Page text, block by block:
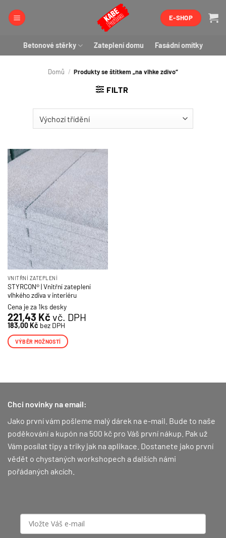
E-SHOP
Betonové stěrky Zateplení domu Fasádní omítky
Domů / Produkty se štítkem „na vlhke zdivo“
FILTR
VNITŘNÍ ZATEPLENÍ
STYRCON® | Vnitřní zateplení
vlhkého zdiva v interiéru
Cena je za 1ks desky
221,43 Kč vč. DPH
183,00Kč bez DPH
VÝBĚR MOŽNOSTÍ
více
Možnosti
lze
na
stránce
produktu
Chci novinky na email:
Jako první vám pošleme malý dárek na e-mail. Bude to naše
poděkování a kupón na 500 kč pro Váš první nákup. Pak už
Vám posílat tipy a triky jak na aplikace. Dostanete jako první
vědět o chystaných workshopech a dalších námi
pořádaných akcích.